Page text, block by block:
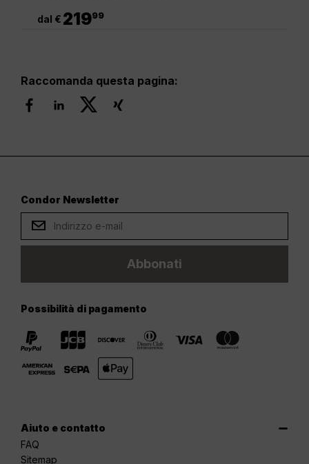
dal € 21999
Raccomanda questa pagina:
Condor Newsletter
Abbonati
Possibilità di pagamento
Aiuto e contatto
FAQ
Sitemap